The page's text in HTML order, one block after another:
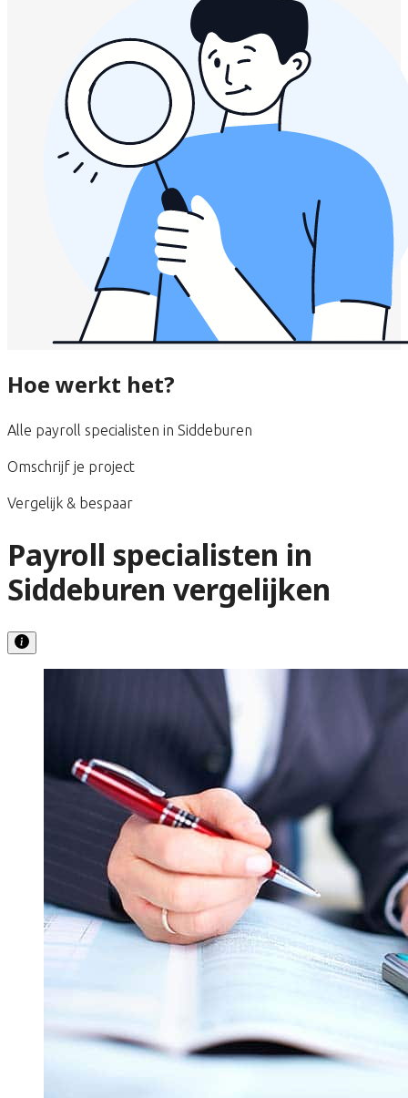
Hoe werkt het?
Alle payroll specialisten in Siddeburen
Omschrijf je project
Vergelijk & bespaar
Payroll specialisten in
Siddeburen vergelijken